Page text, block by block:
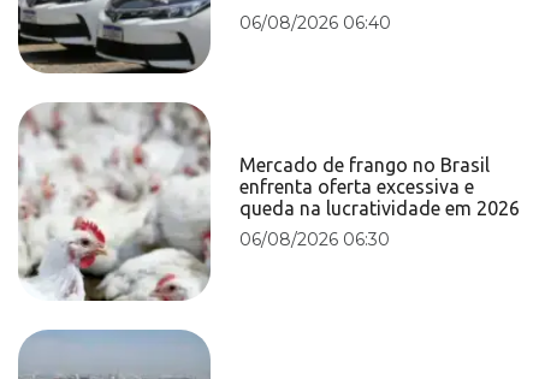
06/08/2026 06:40
Mercado de frango no Brasil
enfrenta oferta excessiva e
queda na lucratividade em 2026
06/08/2026 06:30